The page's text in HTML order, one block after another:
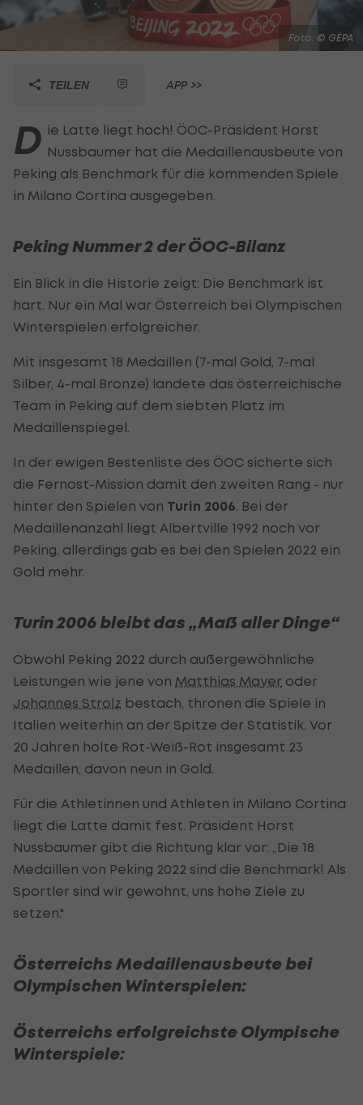
Foto: © GEPA
TEILEN APP >>
D ie Latte liegt hoch! ÖOC-Präsident Horst
Nussbaumer hat die Medaillenausbeute von
Peking als Benchmark für die kommenden Spiele
in Milano Cortina ausgegeben.
Peking Nummer 2 der ÖOC-Bilanz
Ein Blick in die Historie zeigt: Die Benchmark ist
hart. Nur ein Mal war Österreich bei Olympischen
Winterspielen erfolgreicher.
Mit insgesamt 18 Medaillen (7-mal Gold, 7-mal
Silber, 4-mal Bronze) landete das österreichische
Team in Peking auf dem siebten Platz im
Medaillenspiegel.
In der ewigen Bestenliste des ÖOC sicherte sich
die Fernost-Mission damit den zweiten Rang - nur
hinter den Spielen von Turin 2006 . Bei der
Medaillenanzahl liegt Albertville 1992 noch vor
Peking, allerdings gab es bei den Spielen 2022 ein
Gold mehr.
Turin 2006 bleibt das „Maß aller Dinge“
Obwohl Peking 2022 durch außergewöhnliche
Leistungen wie jene von Matthias Mayer oder
Johannes Strolz bestach, thronen die Spiele in
Italien weiterhin an der Spitze der Statistik. Vor
20 Jahren holte Rot-Weiß-Rot insgesamt 23
Medaillen, davon neun in Gold.
Für die Athletinnen und Athleten in Milano Cortina
liegt die Latte damit fest. Präsident Horst
Nussbaumer gibt die Richtung klar vor: „Die 18
Medaillen von Peking 2022 sind die Benchmark! Als
Sportler sind wir gewohnt, uns hohe Ziele zu
setzen."
Österreichs Medaillenausbeute bei
Olympischen Winterspielen:
Österreichs erfolgreichste Olympische
Winterspiele: